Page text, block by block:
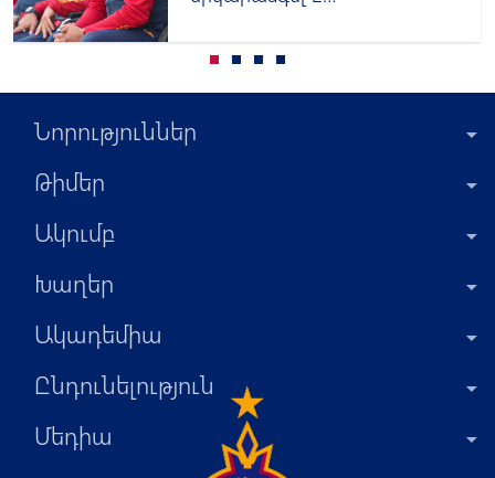
հետ
Նորություններ
Թիմեր
Ակումբ
Խաղեր
Ակադեմիա
Ընդունելություն
Մեդիա